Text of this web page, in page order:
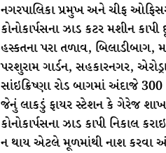
નગરપાલિકા પ્રમુખ અને ચીફ
કોનોકાર્પસના ઝાડ કટર મશીન
હસ્કતના પરા તળાવ, બિલાડીબાગ,
પરશુરામ ગાર્ડન, સહકારનગર,
સાંઇક્રિષ્ણા રોડ બાગમાં અંદાજે
જેનું લાકડું ફાયર સ્ટેશન કે ગેરેજ
કોનોકાર્પસના ઝાડ કાપી નિકાલ
ન થાય એટલે મૂળમાંથી નાશ કરવા